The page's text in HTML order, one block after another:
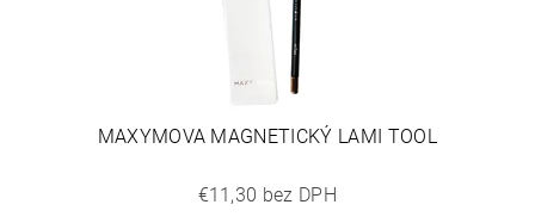
MAXYMOVA MAGNETICKÝ LAMI TOOL
€11,30 bez DPH